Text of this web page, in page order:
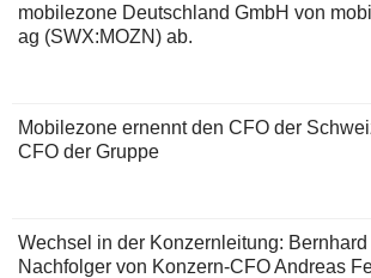
mobilezone Deutschland GmbH von
ag (SWX:MOZN) ab.
Mobilezone ernennt den CFO der
CFO der Gruppe
Wechsel in der Konzernleitung:
Nachfolger von Konzern-CFO Andreas